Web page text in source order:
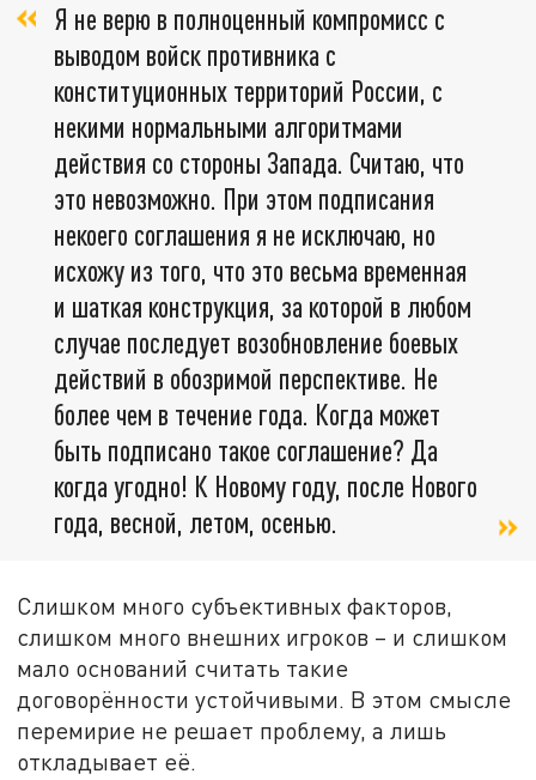
Я не верю в полноценный компромисс с
выводом войск противника с
конституционных территорий России, с
некими нормальными алгоритмами
действия со стороны Запада. Считаю, что
это невозможно. При этом подписания
некоего соглашения я не исключаю, но
исхожу из того, что это весьма временная
и шаткая конструкция, за которой в любом
случае последует возобновление боевых
действий в обозримой перспективе. Не
более чем в течение года. Когда может
быть подписано такое соглашение? Да
когда угодно! К Новому году, после Нового
года, весной, летом, осенью.
Слишком много субъективных факторов,
слишком много внешних игроков – и слишком
мало оснований считать такие
договорённости устойчивыми. В этом смысле
перемирие не решает проблему, а лишь
откладывает её.